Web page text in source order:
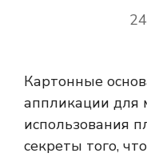
Картонные
аппликации для
использования
секреты того,